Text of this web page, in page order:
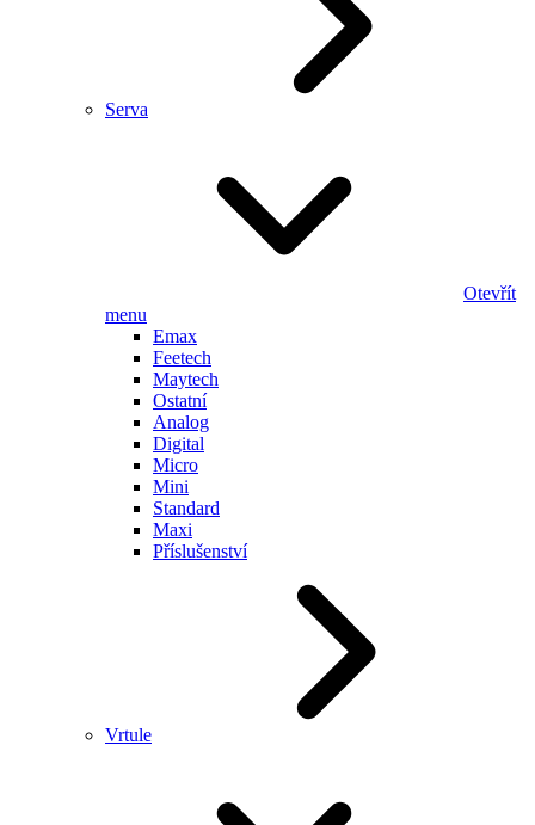
Serva
Otevřít
menu
Emax
Feetech
Maytech
Ostatní
Analog
Digital
Micro
Mini
Standard
Maxi
Příslušenství
Vrtule